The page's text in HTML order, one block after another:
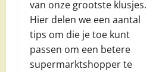
van onze grootste klusjes.
Hier delen we een aantal
tips om die je toe kunt
passen om een betere
supermarktshopper te